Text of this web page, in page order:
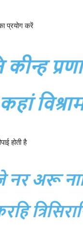
प्रयोग करें
होती है